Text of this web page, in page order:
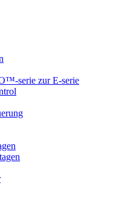
serie zur E-serie